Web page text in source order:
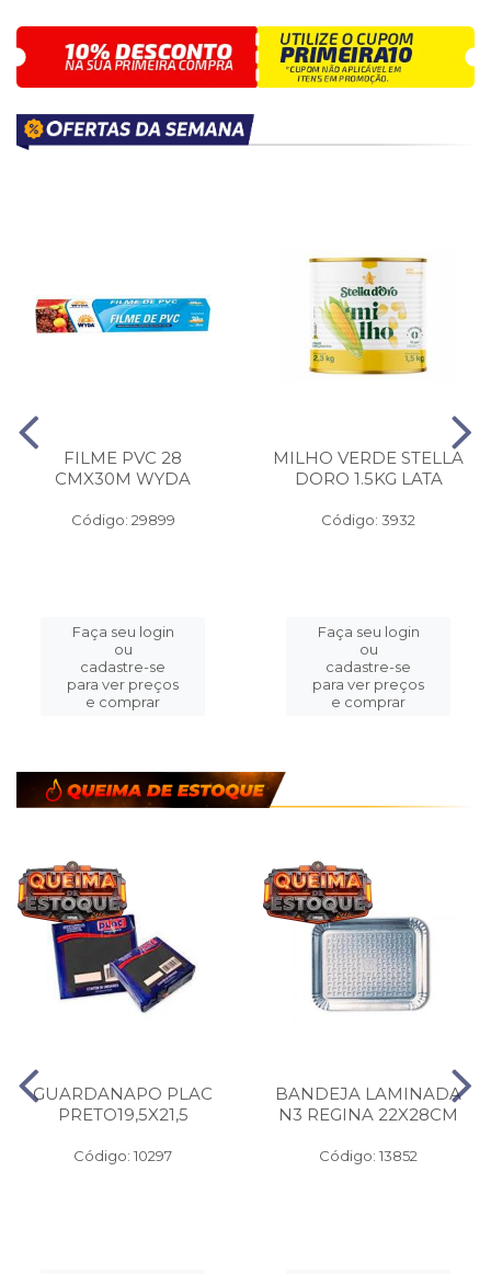
FILME PVC 28
CMX30M WYDA
Código: 29899
Faça seu login
ou
cadastre-se
para ver preços
e comprar
MILHO VERDE STELLA
DORO 1.5KG LATA
Código: 3932
Faça seu login
ou
cadastre-se
para ver preços
e comprar
GUARDANAPO PLAC
PRETO19,5X21,5
Código: 10297
BANDEJA LAMINADA
N3 REGINA 22X28CM
Código: 13852